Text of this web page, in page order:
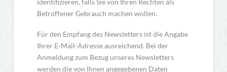
Betroffener Gebrauch machen wollen.
Für den Empfang des Newsletters ist die Angabe
Ihrer E-Mail-Adresse ausreichend. Bei der
Anmeldung zum Bezug unseres Newsletters
werden die von Ihnen angegebenen Daten